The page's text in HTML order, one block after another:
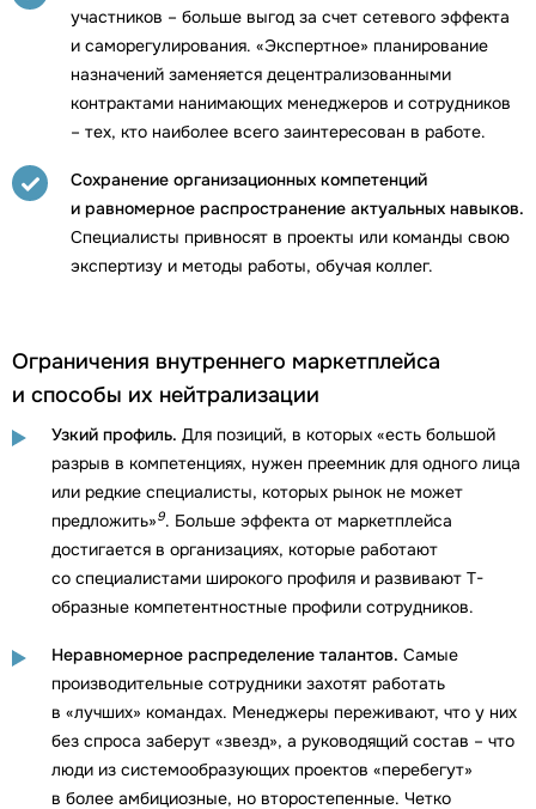
участников – больше выгод за счет сетевого эффекта
и саморегулирования. «Экспертное» планирование
назначений заменяется децентрализованными
контрактами нанимающих менеджеров и сотрудников
– тех, кто наиболее всего заинтересован в работе.
Сохранение организационных компетенций
и равномерное распространение актуальных навыков.
Специалисты привносят в проекты или команды свою
экспертизу и методы работы, обучая коллег.
Ограничения внутреннего маркетплейса
и способы их нейтрализации
Узкий профиль. Для позиций, в которых «есть большой
разрыв в компетенциях, нужен преемник для одного лица
или редкие специалисты, которых рынок не может
предложить»9. Больше эффекта от маркетплейса
достигается в организациях, которые работают
со специалистами широкого профиля и развивают Т-
образные компетентностные профили сотрудников.
Неравномерное распределение талантов. Самые
производительные сотрудники захотят работать
в «лучших» командах. Менеджеры переживают, что у них
без спроса заберут «звезд», а руководящий состав – что
люди из системообразующих проектов «перебегут»
в более амбициозные, но второстепенные. Четко